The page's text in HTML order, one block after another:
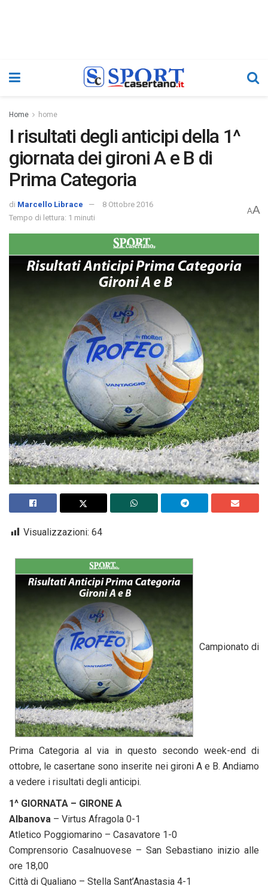
Home home
I risultati degli anticipi della 1^
giornata dei gironi A e B di
Prima Categoria
di Marcello Librace
8 Ottobre 2016
Tempo di lettura: 1 minuti
AA
Visualizzazioni: 64
Campionato di
Prima Categoria al via in questo secondo week-end di
ottobre, le casertane sono inserite nei gironi A e B. Andiamo
a vedere i risultati degli anticipi.
1^ GIORNATA – GIRONE A
Albanova – Virtus Afragola 0-1
Atletico Poggiomarino – Casavatore 1-0
Comprensorio Casalnuovese – San Sebastiano inizio alle
ore 18,00
Città di Qualiano – Stella Sant’Anastasia 4-1